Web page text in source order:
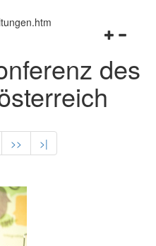
und
schließen
des
>> >|